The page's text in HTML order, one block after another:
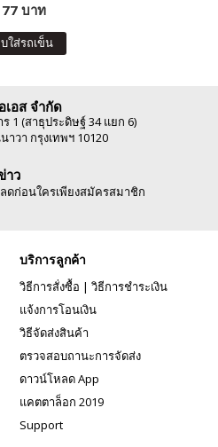
บาท
ใส่รถเข็น
อส จำกัด
1 (สาธุประดิษฐ์ 34 แยก 6)
าวา กรุงเทพฯ 10120
าว
ดก่อนใครเพียงสมัครสมาชิก
บริการลูกค้า
วิธีการสั่งซื้อ | วิธีการชำระเงิน
แจ้งการโอนเงิน
วิธีจัดส่งสินค้า
ตรวจสอบถานะการจัดส่ง
ดาวน์โหลด App
แคตตาล็อก 2019
Support